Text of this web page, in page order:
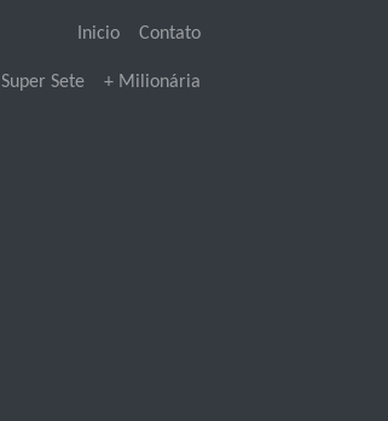
Inicio Contato
Super Sete + Milionária